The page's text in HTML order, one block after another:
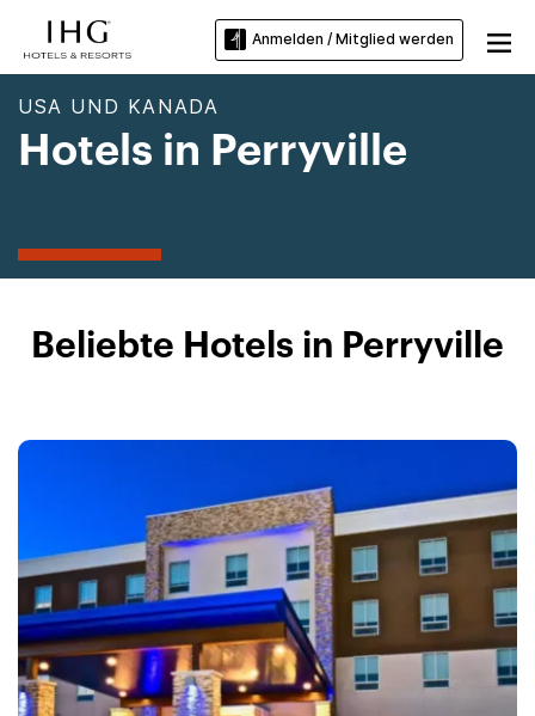
Anmelden / Mitglied werden
USA UND KANADA
Hotels in Perryville
Beliebte Hotels in Perryville